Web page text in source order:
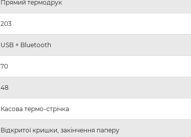
Прямий термодрук
203
USB + Bluetooth
70
48
Касова термо-стрічка
Відкритої кришки, закінчення паперу